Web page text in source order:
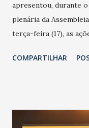
apresentou, durante
plenária da
terça-feira (17), as
adotadas pelo
população suspeita e
COMPARTILHAR